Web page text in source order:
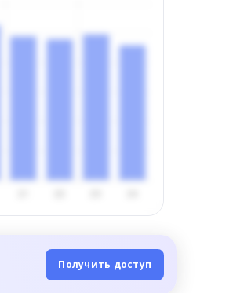
Получить доступ